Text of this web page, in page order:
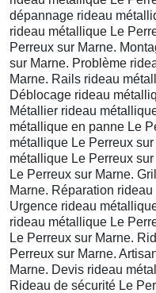
dépannage rideau
rideau métallique Le
Perreux sur Marne.
sur Marne. Problème
Marne. Rails rideau
Déblocage rideau
Métallier rideau
métallique en panne Le
métallique Le Perreux
métallique Le Perreux
Le Perreux sur Marne.
Marne. Réparation
Urgence rideau
rideau métallique Le
Le Perreux sur Marne.
Perreux sur Marne.
Marne. Devis rideau
Rideau de sécurité Le